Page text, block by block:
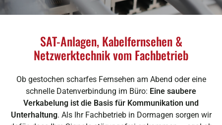
SAT-Anlagen, Kabelfernsehen &
Netzwerktechnik vom Fachbetrieb
Ob gestochen scharfes Fernsehen am Abend oder eine
schnelle Datenverbindung im Büro: Eine saubere
Verkabelung ist die Basis für Kommunikation und
Unterhaltung. Als Ihr Fachbetrieb in Dormagen sorgen wir